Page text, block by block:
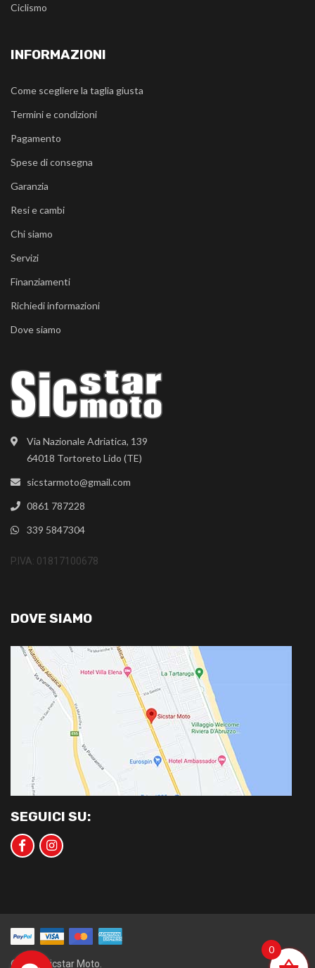
Via Nazionale Adriatica, 139
64018 Tortoreto Lido (TE)
sicstarmoto@gmail.com
0861 787228
339 5847304
P.IVA: 01817100678
Ciclismo
INFORMAZIONI
Come scegliere la taglia giusta
Termini e condizioni
Pagamento
Spese di consegna
Garanzia
Resi e cambi
Chi siamo
Servizi
Finanziamenti
Richiedi informazioni
Dove siamo
DOVE SIAMO
SEGUICI SU:
©2020 Sicstar Moto.
0